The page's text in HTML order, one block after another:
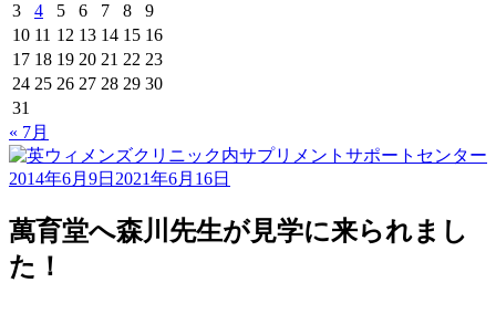
イ
ブ
3
4 5 6 7 8
9
10 11 12 13 14 15 16
17 18 19 20 21 22 23
24 25 26 27 28 29 30
31
« 7月
2014年6月9日 2021年6月16日
萬育堂へ森川先生が見学に来られまし
た！